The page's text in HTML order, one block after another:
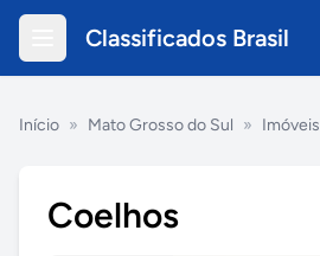
Classificados Brasil
Início » Mato Grosso do Sul » Imóveis
Coelhos